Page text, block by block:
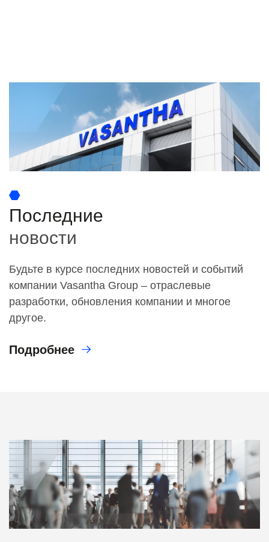
Последние
новости
Будьте в курсе последних новостей и событий
компании Vasantha Group – отраслевые
разработки, обновления компании и многое
другое.
Подробнее